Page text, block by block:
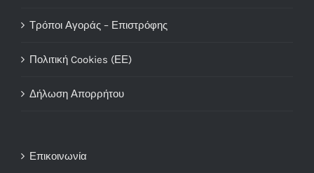
Τρόποι Αγοράς – Επιστρόφης
Πολιτική Cookies (ΕΕ)
Δήλωση Απορρήτου
Επικοινωνία